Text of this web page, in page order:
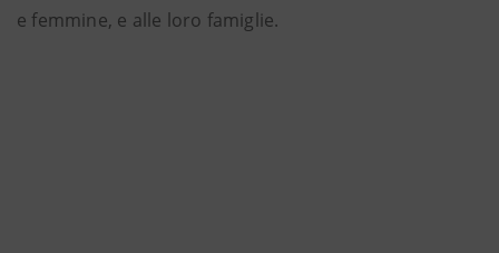
e femmine, e alle loro famiglie.